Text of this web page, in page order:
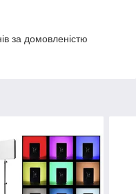
за домовленістю